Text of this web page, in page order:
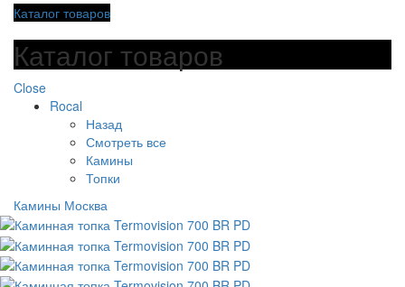
Каталог товаров
Каталог товаров
Close
Rocal
Назад
Смотреть все
Камины
Топки
Камины Москва